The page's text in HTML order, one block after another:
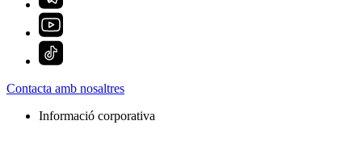
Contacta amb nosaltres
Informació corporativa